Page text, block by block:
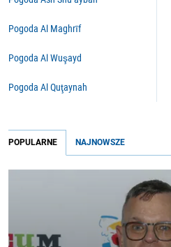
Pogoda Al Maghrīf
Pogoda Al Wuşayd
Pogoda Al Quţaynah
POPULARNE NAJNOWSZE